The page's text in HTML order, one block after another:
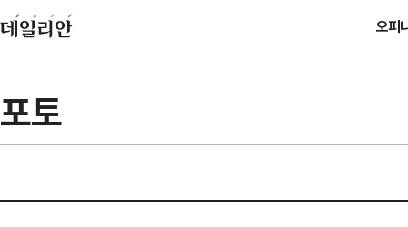
오피
포토